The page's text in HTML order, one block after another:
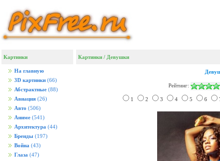
Картинки
На главную
3D картинки (66)
Абстрактные (88)
Авиация (26)
Авто (506)
Аниме (541)
Архитектура (44)
Бренды (197)
Война (43)
Глаза (47)
Картинки / Девушки
Рейтинг:
1 2 3 4 5 6